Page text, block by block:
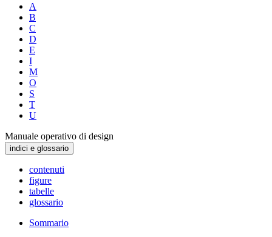
A
B
C
D
E
I
M
O
S
T
U
Manuale operativo di design
indici e glossario
contenuti
figure
tabelle
glossario
Sommario